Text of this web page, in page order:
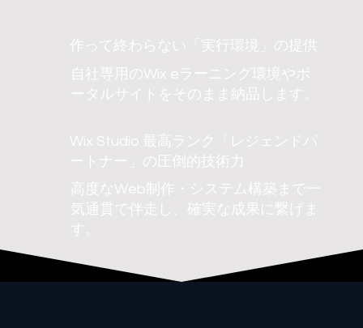
作って終わらない「実行環境」の提供
自社専用のWix eラーニング環境やポ
ータルサイトをそのまま納品します。
Wix Studio 最高ランク「レジェンドパ
ートナー」の圧倒的技術力
高度なWeb制作・システム構築まで一
気通貫で伴走し、確実な成果に繋げま
す。